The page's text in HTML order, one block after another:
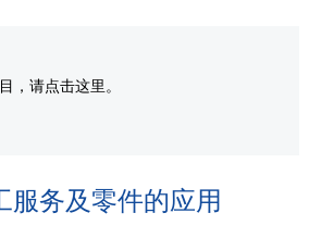
，请点击这里。
服务及零件的应用